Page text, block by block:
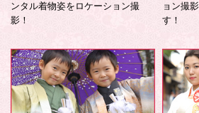
ンタル着物姿をロケーション撮
影！
ョン撮
す！